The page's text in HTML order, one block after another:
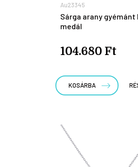
Au23345
Sárga arany gyémánt
medál
104.680 Ft
KOSÁRBA